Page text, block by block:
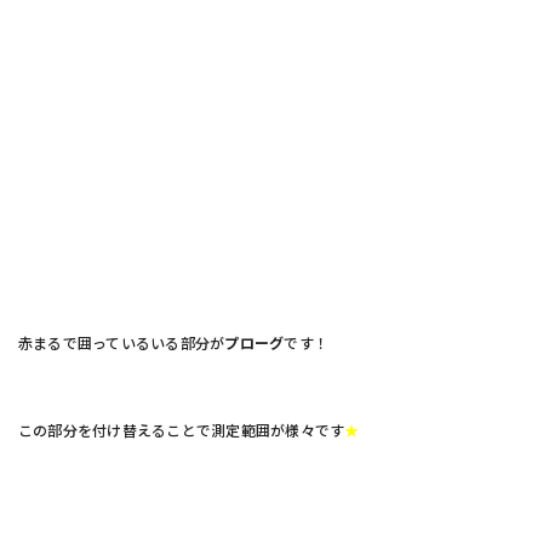
赤まるで囲っているいる部分がプローグです！
この部分を付け替えることで測定範囲が様々です★